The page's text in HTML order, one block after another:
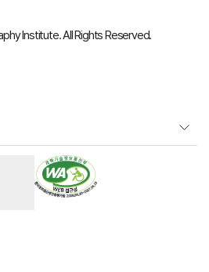
Institute. All Rights Reserved.